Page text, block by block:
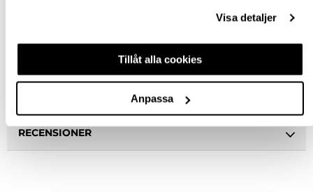
Visa detaljer
Tillåt alla cookies
Anpassa
RECENSIONER